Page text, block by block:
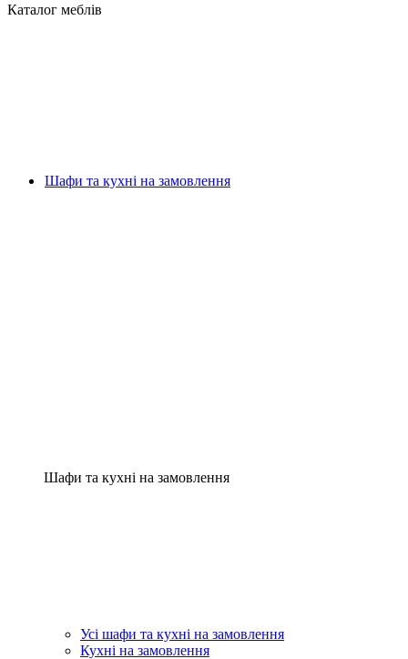
Каталог меблів
Шафи та кухні на замовлення
Шафи та кухні на замовлення
Усі шафи та кухні на замовлення
Кухні на замовлення